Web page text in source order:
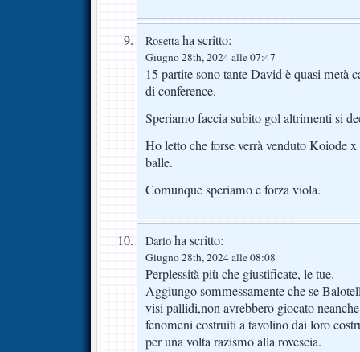
Rosettaha scritto:
Giugno 28th, 2024 alle 07:47
15 partite sono tante David è quasi metà
di conference.
Speriamo faccia subito gol altrimenti si
Ho letto che forse verrà venduto Koiode
balle.
Comunque speriamo e forza viola.
Dario ha scritto:
Giugno 28th, 2024 alle 08:08
Perplessità più che giustificate, le tue.
Aggiungo sommessamente che se
visi pallidi,non avrebbero giocato
fenomeni costruiti a tavolino dai loro
per una volta razismo alla rovescia.